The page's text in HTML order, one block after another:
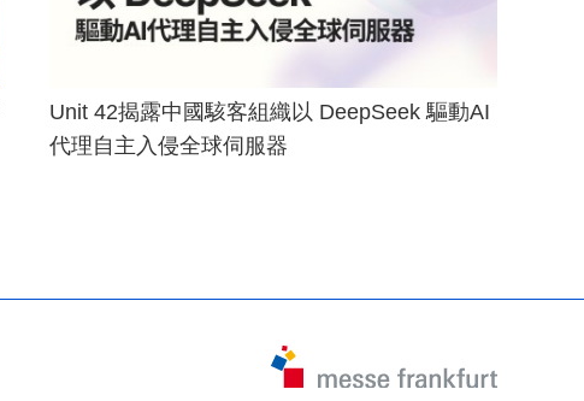
Unit 42揭露中國駭客組織以 DeepSeek 驅動AI
代理自主入侵全球伺服器